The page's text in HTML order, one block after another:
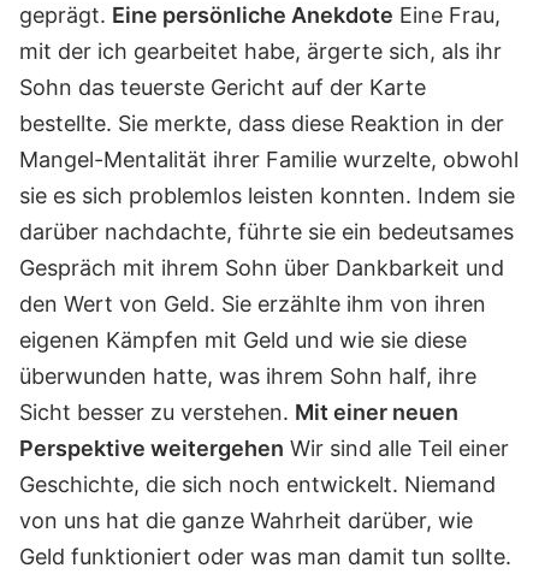
geprägt. Eine persönliche Anekdote Eine Frau,
mit der ich gearbeitet habe, ärgerte sich, als ihr
Sohn das teuerste Gericht auf der Karte
bestellte. Sie merkte, dass diese Reaktion in der
Mangel-Mentalität ihrer Familie wurzelte, obwohl
sie es sich problemlos leisten konnten. Indem sie
darüber nachdachte, führte sie ein bedeutsames
Gespräch mit ihrem Sohn über Dankbarkeit und
den Wert von Geld. Sie erzählte ihm von ihren
eigenen Kämpfen mit Geld und wie sie diese
überwunden hatte, was ihrem Sohn half, ihre
Sicht besser zu verstehen. Mit einer neuen
Perspektive weitergehen Wir sind alle Teil einer
Geschichte, die sich noch entwickelt. Niemand
von uns hat die ganze Wahrheit darüber, wie
Geld funktioniert oder was man damit tun sollte.